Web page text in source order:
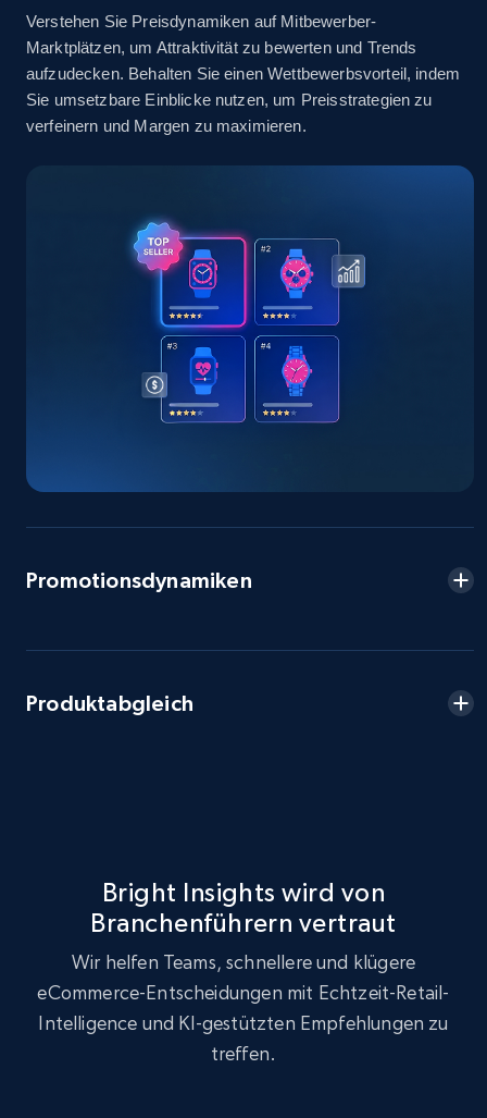
Amazon sellers info
Seller id, URL, Seller name, Description, Detailed
info, Stars, Feedbacks, Return policy, and more.
URL, Product id, Title, Seller name, Seller rating,
Seller reviews, Breadcrumbs, Root category, and
specified keywords
more.
2.5K+ 359+
2.5K+ 359+ Jetzt anfangen
eBay - Collect records by category
Verstehen Sie Preisdynamiken auf Mitbewerber-
Marktplätzen, um Attraktivität zu bewerten und Trends
aufzudecken. Behalten Sie einen Wettbewerbsvorteil, indem
Sie umsetzbare Einblicke nutzen, um Preisstrategien zu
verfeinern und Margen zu maximieren.
Promotionsdynamiken
Produktabgleich
Bright Insights wird von
Branchenführern vertraut
Wir helfen Teams, schnellere und klügere
eCommerce-Entscheidungen mit Echtzeit-Retail-
Intelligence und KI-gestützten Empfehlungen zu
treffen.